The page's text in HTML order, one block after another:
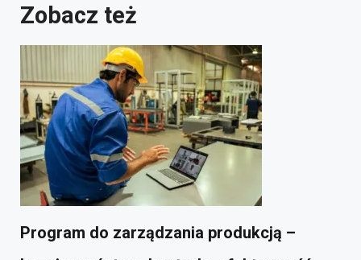
Zobacz też
Program do zarządzania produkcją –